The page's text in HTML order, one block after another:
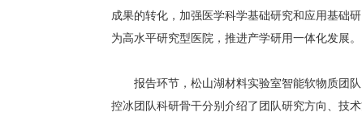
成果的转化，加强医学科学基础研究和应用基础
为高水平研究型医院，推进产学研用一体化发展。
报告环节，松山湖材料实验室智能软物质团队
控冰团队科研骨干分别介绍了团队研究方向、技